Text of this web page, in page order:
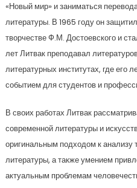
«Новый мир» и заниматься
литературы. В 1965 году он
творчестве Ф.М. Достоевского и
лет Литвак преподавал
литературных институтах, где его
событием для студентов и
В своих работах Литвак
современной литературы и
оригинальным подходом к анализу
литературы, а также умением
актуальным проблемам